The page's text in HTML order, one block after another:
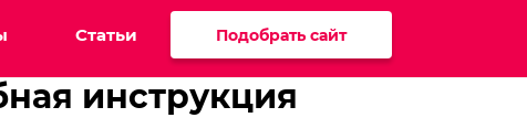
Статьи Подобрать сайт
инструкция